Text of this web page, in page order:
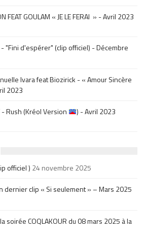
FEAT GOULAM « JE LE FERAI » - Avril 2023
- "Fini d'espérer" (clip officiel) - Décembre
Ivara feat Biozirick - « Amour Sincère
2023
- Rush (Kréol Version
) - Avril 2023
officiel ) 24 novembre 2025
dernier clip « Si seulement » – Mars 2025
soirée COQLAKOUR du 08 mars 2025 à la